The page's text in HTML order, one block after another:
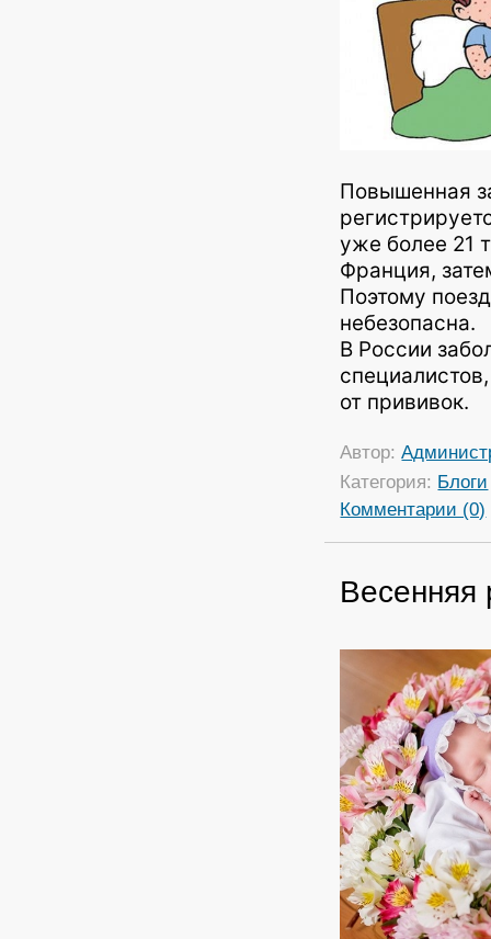
Повышенная
уже более 21
Франция,
Поэтому
небезопасна.
В России
от прививок.
Автор:
Категория: Блоги
Комментарии (0)
Весенняя